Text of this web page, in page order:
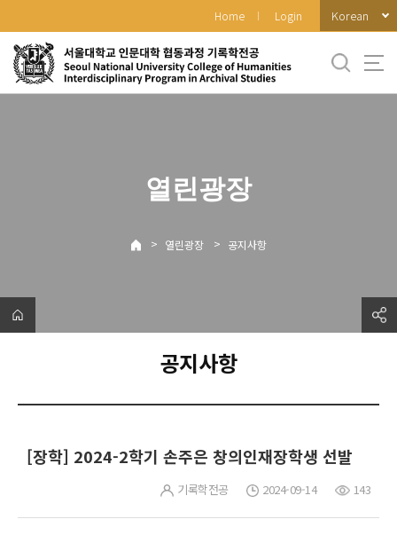
로
메
Home Login Korean
열린광장
> 열린광장 > 공지사항
공지사항
[장학] 2024-2학기 손주은 창의인재장학생 선발
기록학전공 2024-09-14 143